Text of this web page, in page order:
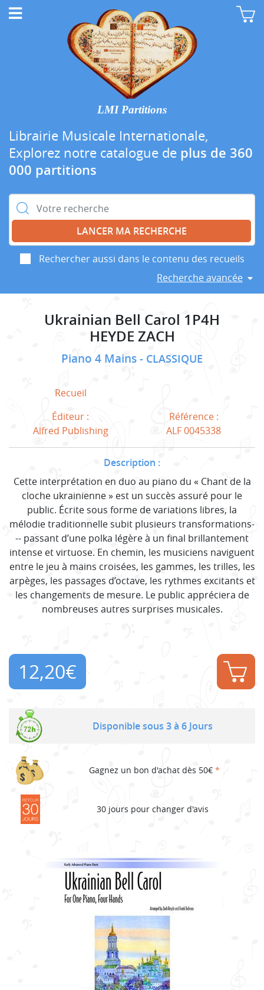
LMI Partitions
Librairie Musicale Internationale,
Explorez notre catalogue de plus de 360
000 partitions
Rechercher :
Rechercher aussi dans le contenu des recueils
Recherche avancée
Ukrainian Bell Carol 1P4H
HEYDE ZACH
Piano 4 Mains CLASSIQUE
Recueil
Éditeur :
Alfred Publishing
Référence :
ALF 0045338
Description :
Cette interprétation en duo au piano du « Chant de la
cloche ukrainienne » est un succès assuré pour le
public. Écrite sous forme de variations libres, la
mélodie traditionnelle subit plusieurs transformations-
-- passant d’une polka légère à un final brillantement
intense et virtuose. En chemin, les musiciens naviguent
entre le jeu à mains croisées, les gammes, les trilles, les
arpèges, les passages d’octave, les rythmes excitants et
les changements de mesure. Le public appréciera de
nombreuses autres surprises musicales.
12,20€
Disponible sous 3 à 6 Jours
Gagnez un bon d'achat dès 50€ *
30 jours pour changer d'avis